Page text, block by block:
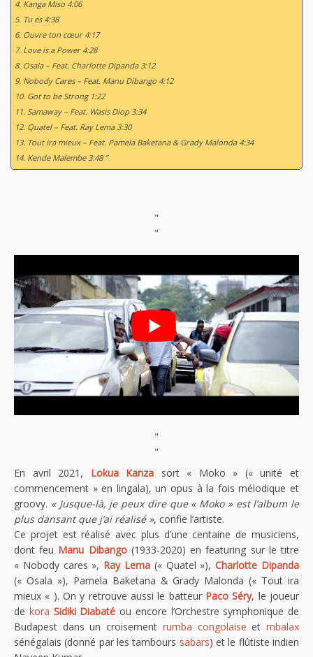
4. Kanga Miso 4:06
5. Tu es 4:38
6. Ouvre ton cœur 4:17
7. Love is a Power 4:28
8. Osala – Feat. Charlotte Dipanda 3:12
9. Nobody Cares – Feat. Manu Dibango 4:12
10. Got to be Strong 1:22
11. Samaway – Feat. Wasis Diop 3:34
12. Quatel – Feat. Ray Lema 3:30
13. Tout ira mieux – Feat. Pamela Baketana & Grady Malonda 4:34
14. Kende Malembe 3:48 ”
"
"
"
"
En avril 2021, Lokua Kanza sort « Moko » (« unité et
commencement » en lingala), un opus à la fois mélodique et
groovy. « Jusque-là, je peux dire que « Moko » est l’album le
plus dansant que j’ai réalisé », confie l’artiste.
Ce projet est réalisé avec plus d’une centaine de musiciens,
dont feu Manu Dibango(1933-2020) en featuring sur le titre
« Nobody cares », Ray Lema (« Quatel »),Charlotte Dipanda
(« Osala »), Pamela Baketana & Grady Malonda (« Tout ira
mieux « ). On y retrouve aussi le batteur Paco Séry, le joueur
de kora Sidiki Diabaté ou encore l’Orchestre symphonique de
Budapest dans un croisement rumba congolaise etmbalax
sénégalais (donné par les tambours sabars) et le flûtiste indien